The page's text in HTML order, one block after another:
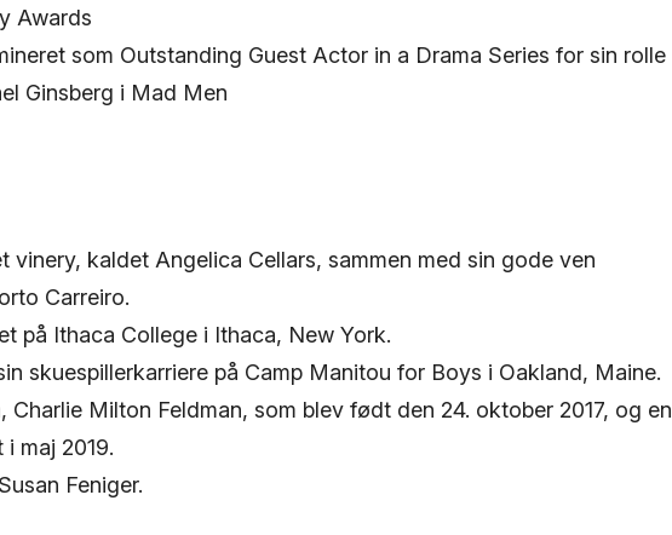
Awards
som Outstanding Guest Actor in a Drama Series for sin rolle
Ginsberg i Mad Men
vinery, kaldet Angelica Cellars, sammen med sin gode ven
Carreiro.
på Ithaca College i Ithaca, New York.
skuespillerkarriere på Camp Manitou for Boys i Oakland, Maine.
Charlie Milton Feldman, som blev født den 24. oktober 2017, og en
maj 2019.
Feniger.